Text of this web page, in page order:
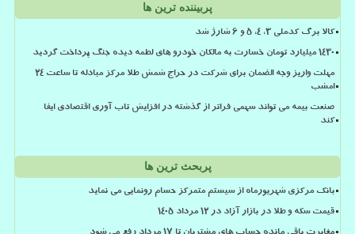
پربیننده ترین ها
کالا برگ کدملی 3، 4، 5 و 6 شارژ شد
۱۴۳۰ میلیارد تومان خسارت به مالکان خودرو های لطمه دیده جنگ پرداخت گردید
مهلت واریز وجه الضمان برای شرکت در حراج شمش طلا مرکز مبادله تا ساعت ۲۴
امشب
صنعت بیمه می تواند سهمی فراتر از گذشته در افزایش تاب آوری اقتصادی ایفا
کند
پربحث ترین ها
بانک مرکزی شهریورماه از سیستم متمرکز حسام رونمایی می نماید
قیمت سکه و طلا در بازار آزاد در ۱۲ مرداد ۱۴۰۵